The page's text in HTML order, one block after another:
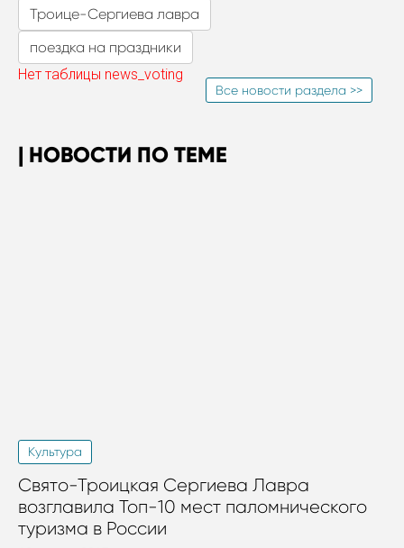
Троице-Сергиева лавра
поездка на праздники
Нет таблицы news_voting
Все новости раздела >>
НОВОСТИ ПО ТЕМЕ
Культура
Свято-Троицкая Сергиева Лавра
возглавила Топ-10 мест паломнического
туризма в России